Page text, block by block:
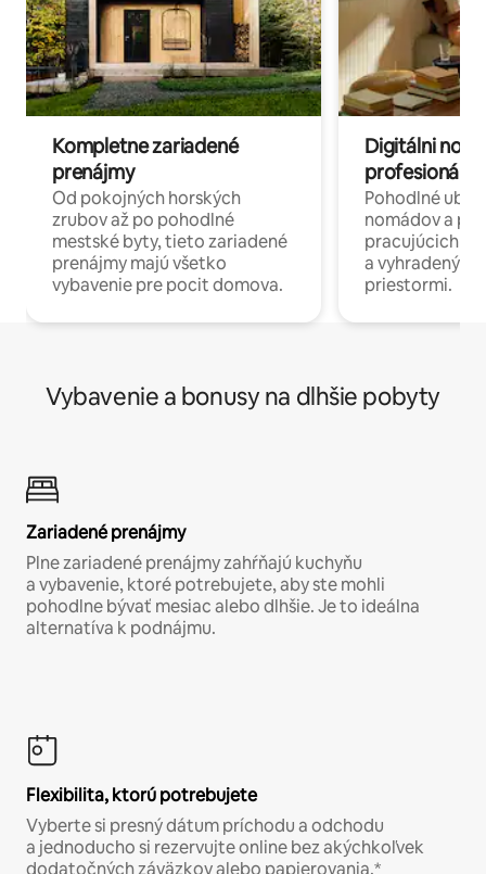
Kompletne zariadené
prenájmy
Od pokojných horských
zrubov až po pohodlné
mestské byty, tieto zariadené
prenájmy majú všetko
vybavenie pre pocit domova.
Digitálni
profesionáli
Pohodlné
nomádov a
pracujúcich
a
priestormi.
Vybavenie a bonusy na dlhšie pobyty
Zariadené prenájmy
Plne zariadené prenájmy zahŕňajú kuchyňu
a vybavenie, ktoré potrebujete, aby ste mohli
pohodlne bývať mesiac alebo dlhšie. Je to ideálna
alternatíva k podnájmu.
Flexibilita, ktorú potrebujete
Vyberte si presný dátum príchodu a odchodu
a jednoducho si rezervujte online bez akýchkoľvek
dodatočných záväzkov alebo papierovania.*